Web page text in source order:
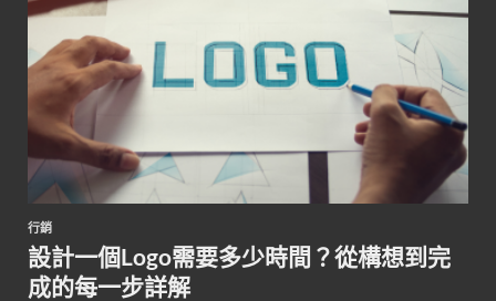
行銷
設計一個Logo需要多少時間？從構想到完
成的每一步詳解